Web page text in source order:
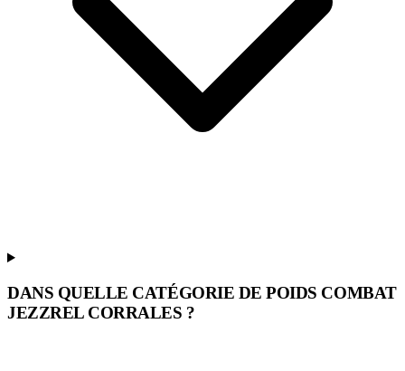
DANS QUELLE CATÉGORIE DE POIDS COMBAT
JEZZREL CORRALES ?